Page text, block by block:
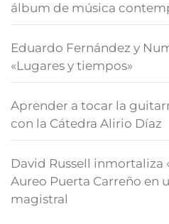
álbum de música
Eduardo Fernández y
«Lugares y tiempos»
Aprender a tocar la
con la Cátedra Alirio Díaz
David Russell inmortaliza
Aureo Puerta Carreño en
magistral